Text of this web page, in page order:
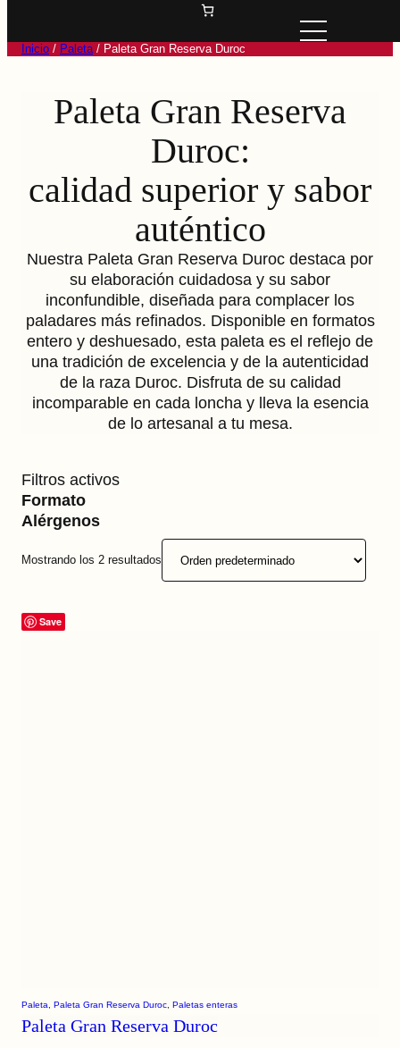
Inicio / Paleta/ Paleta Gran Reserva Duroc
Paleta Gran Reserva
Duroc:
calidad superior y sabor
auténtico
Nuestra Paleta Gran Reserva Duroc destaca por
su elaboración cuidadosa y su sabor
inconfundible, diseñada para complacer los
paladares más refinados. Disponible en formatos
entero y deshuesado, esta paleta es el reflejo de
una tradición de excelencia y de la autenticidad
de la raza Duroc. Disfruta de su calidad
incomparable en cada loncha y lleva la esencia
de lo artesanal a tu mesa.
Filtros activos
Formato
Alérgenos
Mostrando los 2 resultados
Save
Paleta Paleta Gran Reserva Duroc Paletas enteras
Paleta Gran Reserva Duroc